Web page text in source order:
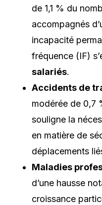
de 1,1 % du
accompagnés
incapacité
fréquence (IF)
salariés.
Accidents de
modérée de 0,7
souligne la
en matière de
déplacements
Maladies
d’une hausse
croissance